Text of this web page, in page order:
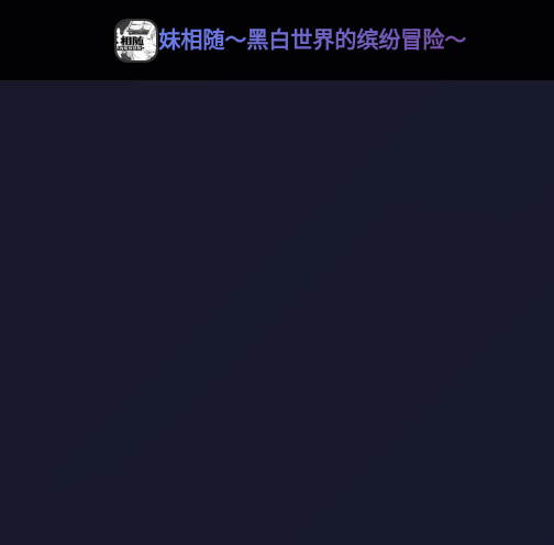
妹相随～黑白世界的缤纷冒险～